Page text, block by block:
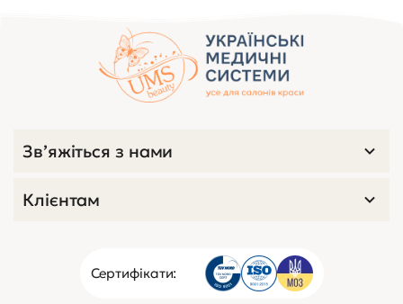
Сертифікати:
Зв’яжіться з нами
Клієнтам